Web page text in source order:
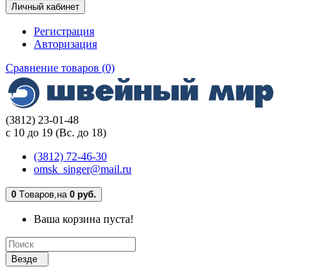
Личный кабинет
Регистрация
Авторизация
Сравнение товаров (0)
(3812) 23-01-48
с 10 до 19 (Вс. до 18)
(3812) 72-46-30
omsk_singer@mail.ru
0 Tоваров,на 0 руб.
Ваша корзина пуста!
Везде